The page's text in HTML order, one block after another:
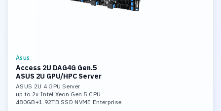
Asus
Access 2U DAG4G Gen.5
ASUS 2U GPU/HPC Server
ASUS 2U 4 GPU Server
up to 2x Intel Xeon Gen.5 CPU
480GB+1.92TB SSD NVME Enterprise